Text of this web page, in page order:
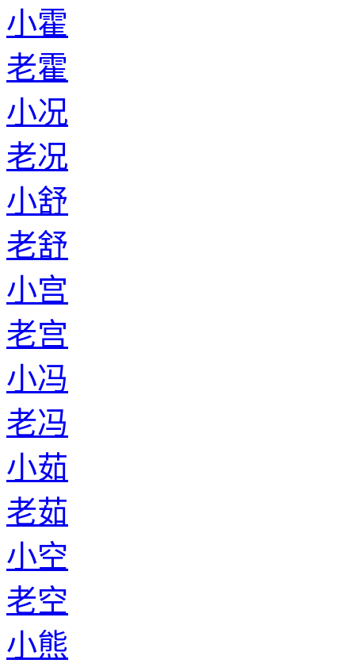
小霍
老霍
小况
老况
小舒
老舒
小宫
老宫
小冯
老冯
小茹
老茹
小空
老空
小熊